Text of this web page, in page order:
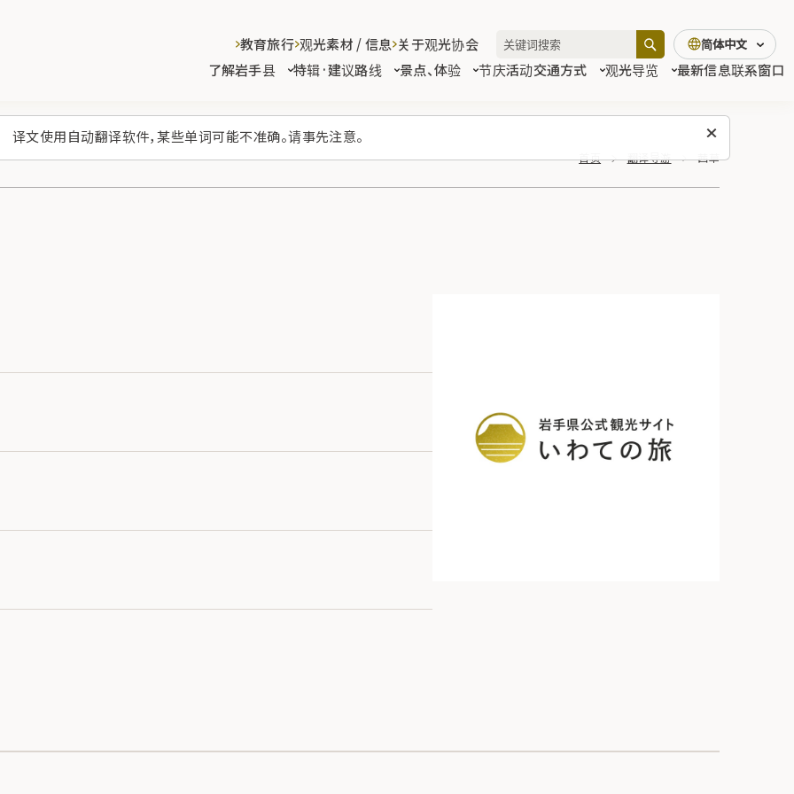
译文使用自动翻译软件，某些单词可能不准确。请事先注意。
了解岩手县 特辑·建议路线 景点、体验 节庆活动交通方式 观光导览 最新信息联系窗口
教育旅行 观光素材 / 信息 关于观光协会 简体中文
首页 翻译导游 茜草